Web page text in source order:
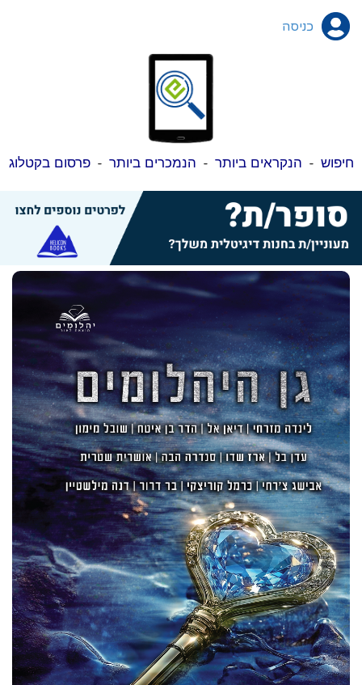
כניסה
חיפוש - הנקראים ביותר - הנמכרים ביותר -פרסום בקטלוג